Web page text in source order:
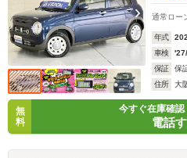
通常ロー
年式
車検
保証
保
住所
大
無
料
今すぐ在庫確
電話